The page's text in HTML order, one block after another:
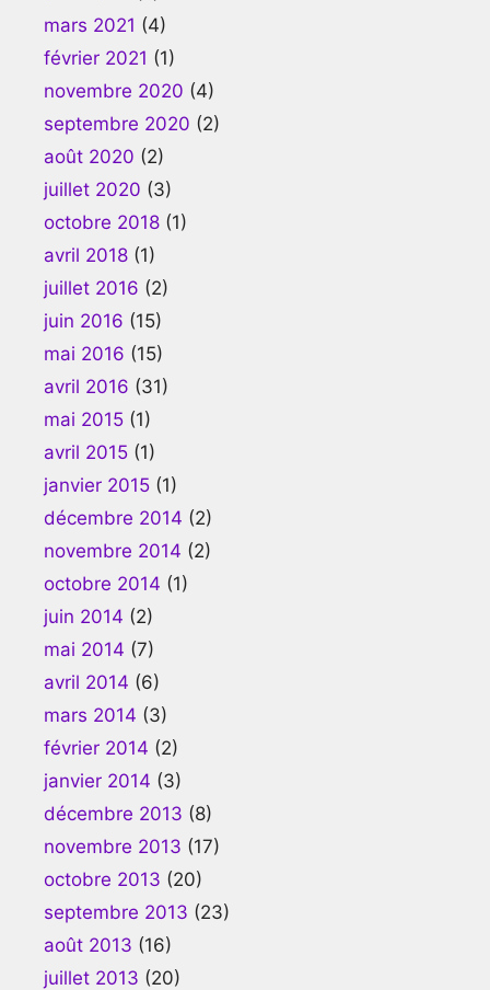
mars 2021 (4)
février 2021 (1)
novembre 2020 (4)
septembre 2020 (2)
août 2020 (2)
juillet 2020 (3)
octobre 2018 (1)
avril 2018 (1)
juillet 2016 (2)
juin 2016 (15)
mai 2016 (15)
avril 2016 (31)
mai 2015 (1)
avril 2015 (1)
janvier 2015 (1)
décembre 2014 (2)
novembre 2014 (2)
octobre 2014 (1)
juin 2014 (2)
mai 2014 (7)
avril 2014 (6)
mars 2014 (3)
février 2014 (2)
janvier 2014 (3)
décembre 2013 (8)
novembre 2013 (17)
octobre 2013 (20)
septembre 2013 (23)
août 2013 (16)
juillet 2013 (20)